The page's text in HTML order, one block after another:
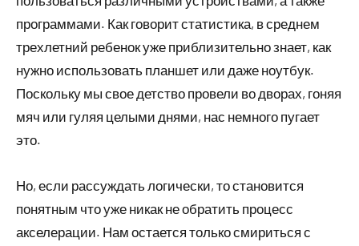
программами. Как говорит статистика, в среднем
трехлетний ребенок уже приблизительно знает, как
нужно использовать планшет или даже ноутбук.
Поскольку мы свое детство провели во дворах, гоняя
мяч или гуляя целыми днями, нас немного пугает
это.
Но, если рассуждать логически, то становится
понятным что уже никак не обратить процесс
акселерации. Нам остается только смириться с